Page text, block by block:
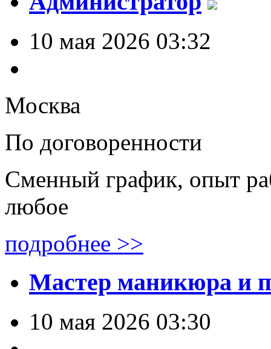
10 мая 2026 03:32
Москва
По договоренности
Сменный график, опыт
любое
подробнее >>
Мастер маникюра и
10 мая 2026 03:30